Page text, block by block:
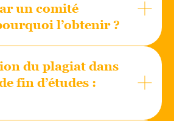
un comité
l’obtenir ?
du plagiat dans
fin d’études :